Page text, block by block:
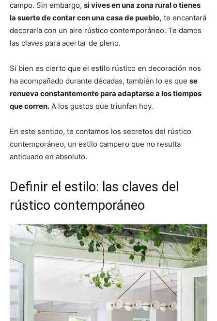
campo. Sin embargo, si vives en una zona rural o tienes
la suerte de contar con una casa de pueblo, te encantará
decorarla con un aire rústico contemporáneo. Te damos
las claves para acertar de pleno.
Si bien es cierto que el estilo rústico en decoración nos
ha acompañado durante décadas, también lo es que se
renueva constantemente para adaptarse a los tiempos
que corren. A los gustos que triunfan hoy.
En este sentido, te contamos los secretos del rústico
contemporáneo, un estilo campero que no resulta
anticuado en absoluto.
Definir el estilo: las claves del
rústico contemporáneo